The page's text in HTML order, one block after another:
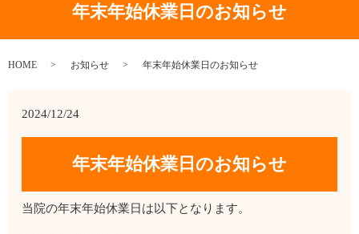
年末年始休業日のお知らせ
HOME お知らせ 年末年始休業日のお知らせ
2024/12/24
年末年始休業日のお知らせ
当院の年末年始休業日は以下となります。